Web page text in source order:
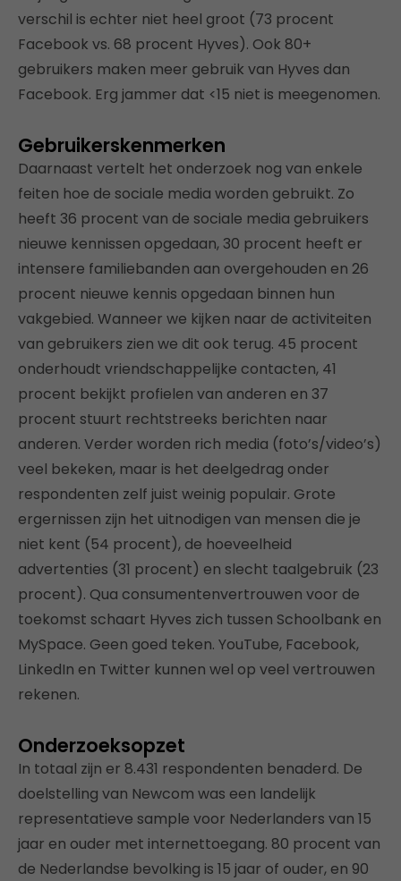
verschil is echter niet heel groot (73 procent
Facebook vs. 68 procent Hyves). Ook 80+
gebruikers maken meer gebruik van Hyves dan
Facebook. Erg jammer dat <15 niet is meegenomen.
Gebruikerskenmerken
Daarnaast vertelt het onderzoek nog van enkele
feiten hoe de sociale media worden gebruikt. Zo
heeft 36 procent van de sociale media gebruikers
nieuwe kennissen opgedaan, 30 procent heeft er
intensere familiebanden aan overgehouden en 26
procent nieuwe kennis opgedaan binnen hun
vakgebied. Wanneer we kijken naar de activiteiten
van gebruikers zien we dit ook terug. 45 procent
onderhoudt vriendschappelijke contacten, 41
procent bekijkt profielen van anderen en 37
procent stuurt rechtstreeks berichten naar
anderen. Verder worden rich media (foto’s/video’s)
veel bekeken, maar is het deelgedrag onder
respondenten zelf juist weinig populair. Grote
ergernissen zijn het uitnodigen van mensen die je
niet kent (54 procent), de hoeveelheid
advertenties (31 procent) en slecht taalgebruik (23
procent). Qua consumentenvertrouwen voor de
toekomst schaart Hyves zich tussen Schoolbank en
MySpace. Geen goed teken. YouTube, Facebook,
LinkedIn en Twitter kunnen wel op veel vertrouwen
rekenen.
Onderzoeksopzet
In totaal zijn er 8.431 respondenten benaderd. De
doelstelling van Newcom was een landelijk
representatieve sample voor Nederlanders van 15
jaar en ouder met internettoegang. 80 procent van
de Nederlandse bevolking is 15 jaar of ouder, en 90